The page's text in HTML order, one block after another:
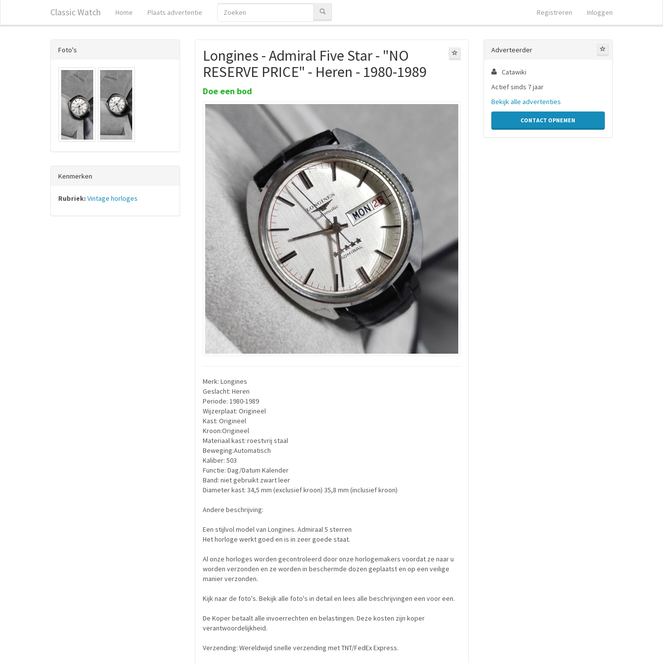
Classic Watch Home Plaats advertentie Registreren Inloggen
Longines - Admiral Five Star - "NO
RESERVE PRICE" - Heren - 1980-1989
Doe een bod
Merk: Longines
Geslacht: Heren
Periode: 1980-1989
Wijzerplaat: Origineel
Kast: Origineel
Kroon:Origineel
Materiaal kast: roestvrij staal
Beweging:Automatisch
Kaliber: 503
Functie: Dag/Datum Kalender
Band: niet gebruikt zwart leer
Diameter kast: 34,5 mm (exclusief kroon) 35,8 mm (inclusief kroon)
Andere beschrijving:
Een stijlvol model van Longines. Admiraal 5 sterren
Het horloge werkt goed en is in zeer goede staat.
Al onze horloges worden gecontroleerd door onze horlogemakers voordat ze naar u
worden verzonden en ze worden in beschermde dozen geplaatst en op een veilige
manier verzonden.
Kijk naar de foto's. Bekijk alle foto's in detail en lees alle beschrijvingen een voor een.
De Koper betaalt alle invoerrechten en belastingen. Deze kosten zijn koper
verantwoordelijkheid.
Verzending: Wereldwijd snelle verzending met TNT/FedEx Express.
Foto's
Kenmerken
Rubriek: Vintage horloges
Adverteerder
Catawiki
Actief sinds 7 jaar
Bekijk alle advertenties
CONTACT OPNEMEN